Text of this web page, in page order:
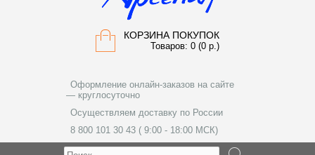
КОРЗИНА ПОКУПОК
Товаров: 0 (0 р.)
Оформление онлайн-заказов на сайте
— круглосуточно
Осуществляем доставку по России
8 800 101 30 43 ( 9:00 - 18:00 МСК)